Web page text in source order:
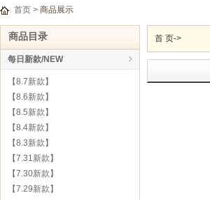
首页 > 商品展示
商品目录
每日新款/NEW
【8.7新款】
【8.6新款】
【8.5新款】
【8.4新款】
【8.3新款】
【7.31新款】
【7.30新款】
【7.29新款】
首 页->